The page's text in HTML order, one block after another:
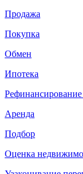
Продажа
Покупка
Обмен
Ипотека
Аренда
Подбор
Оценка